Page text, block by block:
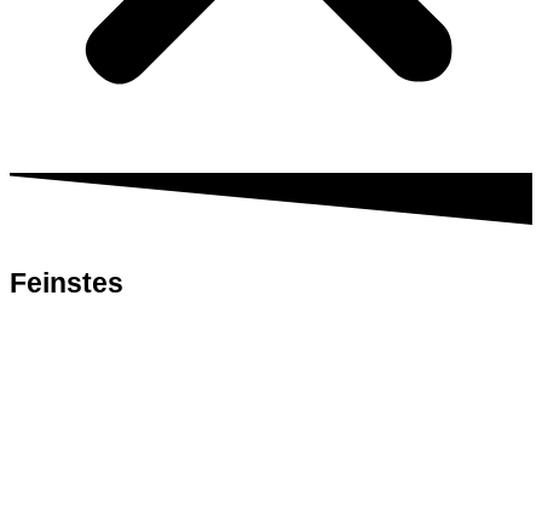
Feinstes